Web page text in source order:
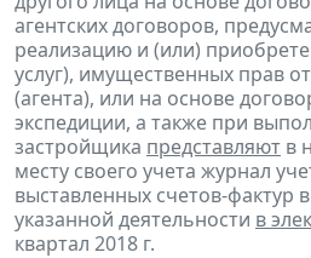
агентских договоров,
реализацию и (или)
услуг), имущественных прав
(агента), или на основе
экспедиции, а также при
застройщика представляют в
месту своего учета журнал
выставленных счетов-фактур
указанной деятельности в
квартал 2018 г.